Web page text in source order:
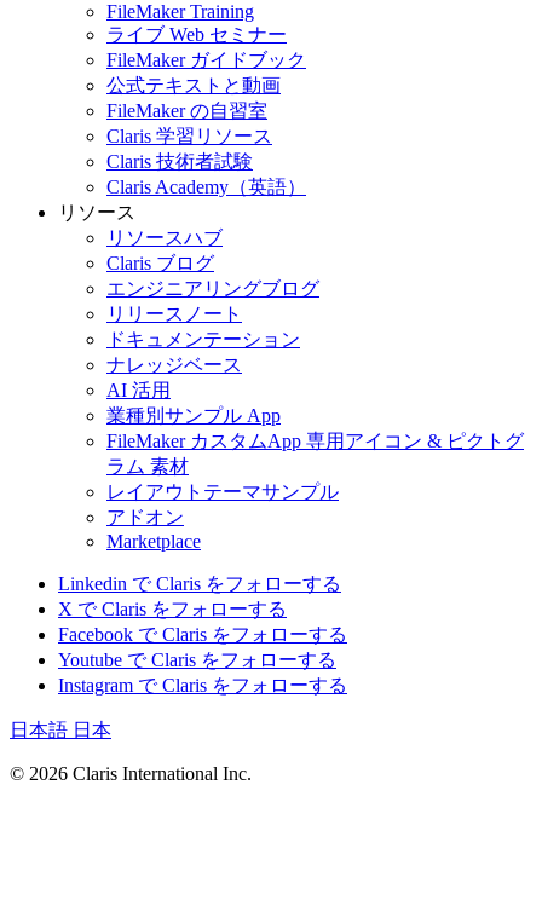
FileMaker Training
ライブ Web セミナー
FileMaker ガイドブック
公式テキストと動画
FileMaker の自習室
Claris 学習リソース
Claris 技術者試験
Claris Academy（英語）
リソース
リソースハブ
Claris ブログ
エンジニアリングブログ
リリースノート
ドキュメンテーション
ナレッジベース
AI 活用
業種別サンプル App
FileMaker カスタムApp 専用アイコン & ピクトグ
ラム 素材
レイアウトテーマサンプル
アドオン
Marketplace
Linkedin で Claris をフォローする
X で Claris をフォローする
Facebook で Claris をフォローする
Youtube で Claris をフォローする
Instagram で Claris をフォローする
日本語 日本
© 2026 Claris International Inc.